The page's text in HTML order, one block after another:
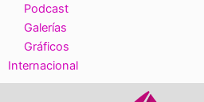
Podcast
Galerías
Gráficos
Internacional